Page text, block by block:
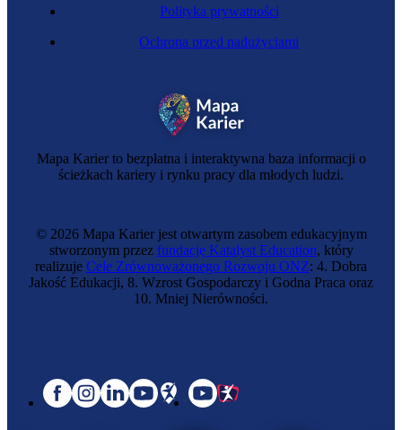
Mapa Karier to bezpłatna i interaktywna baza informacji o
ścieżkach kariery i rynku pracy dla młodych ludzi.
Polityka prywatności
Ochrona przed nadużyciami
© 2026 Mapa Karier jest otwartym zasobem edukacyjnym
stworzonym przez fundację Katalyst Education, który
realizuje Cele Zrównoważonego Rozwoju ONZ: 4. Dobra
Jakość Edukacji, 8. Wzrost Gospodarczy i Godna Praca oraz
10. Mniej Nierówności.